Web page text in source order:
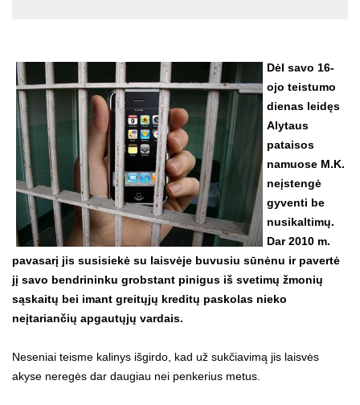
Dėl savo 16-
ojo teistumo
dienas leidęs
Alytaus
pataisos
namuose M.K.
neįstengė
gyventi be
nusikaltimų.
Dar 2010 m.
pavasarį jis susisiekė su laisvėje buvusiu sūnėnu ir pavertė
jį savo bendrininku grobstant pinigus iš svetimų žmonių
sąskaitų bei imant greitųjų kreditų paskolas nieko
neįtariančių apgautųjų vardais.
Neseniai teisme kalinys išgirdo, kad už sukčiavimą jis laisvės
akyse neregės dar daugiau nei penkerius metus.